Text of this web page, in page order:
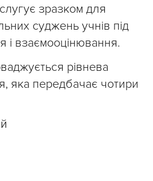
зразком для
суджень учнів під
і взаємооцінювання.
рівнева
яка передбачає чотири